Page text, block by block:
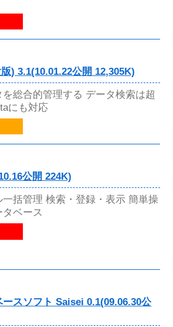
) 3.1(10.01.22公開 12,305K)
総合的管理する データ検索は超
にも対応
公開 224K)
括管理 検索・登録・表示 簡単操
ベース
スソフト Saisei 0.1(09.06.30公